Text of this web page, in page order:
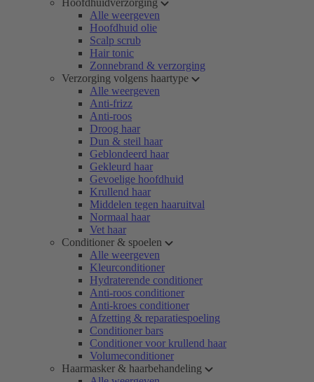
Hoofdhuidverzorging
Alle weergeven
Hoofdhuid olie
Scalp scrub
Hair tonic
Zonnebrand & verzorging
Verzorging volgens haartype
Alle weergeven
Anti-frizz
Anti-roos
Droog haar
Dun & steil haar
Geblondeerd haar
Gekleurd haar
Gevoelige hoofdhuid
Krullend haar
Middelen tegen haaruitval
Normaal haar
Vet haar
Conditioner & spoelen
Alle weergeven
Kleurconditioner
Hydraterende conditioner
Anti-roos conditioner
Anti-kroes conditioner
Afzetting & reparatiespoeling
Conditioner bars
Conditioner voor krullend haar
Volumeconditioner
Haarmasker & haarbehandeling